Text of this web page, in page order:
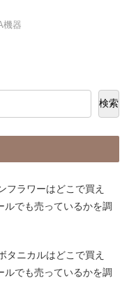
機器
検索
フラワーはどこで買え
ルでも売っているかを調
タニカルはどこで買え
ルでも売っているかを調